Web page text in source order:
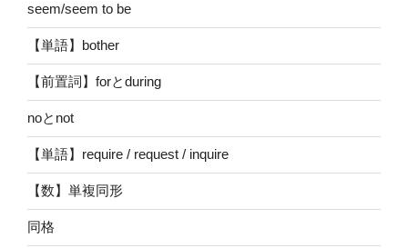
seem/seem to be
【単語】bother
【前置詞】forとduring
noとnot
【単語】require / request / inquire
【数】単複同形
同格